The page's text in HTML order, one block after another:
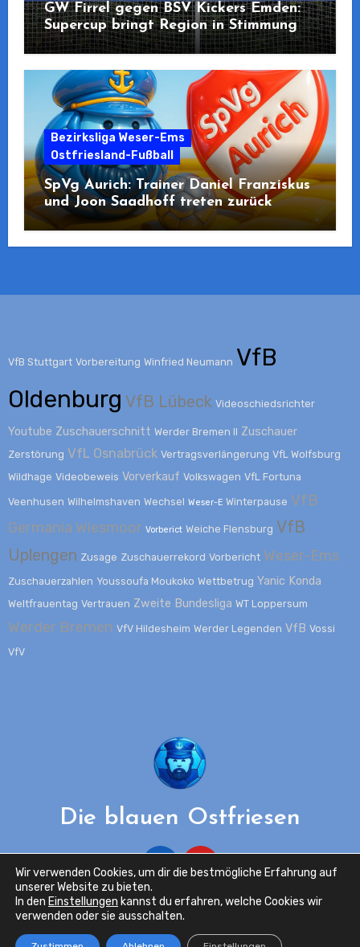
GW Firrel gegen BSV Kickers Emden:
Supercup bringt Region in Stimmung
Bezirksliga Weser-Ems
Ostfriesland-Fußball
SpVg Aurich: Trainer Daniel Franziskus
und Joon Saadhoff treten zurück
VfB Stuttgart Vorbereitung Winfried Neumann VfB
Oldenburg VfB Lübeck Videoschiedsrichter
Youtube Zuschauerschnitt Werder Bremen II Zuschauer
Zerstörung VfL Osnabrück Vertragsverlängerung VfL Wolfsburg
Wildhage Videobeweis Vorverkauf Volkswagen VfL Fortuna
Veenhusen Wilhelmshaven Wechsel Weser-E Winterpause VfB
Germania Wiesmoor Vorberict Weiche Flensburg VfB
Uplengen Zusage Zuschauerrekord Vorbericht Weser-Ems
Zuschauerzahlen Youssoufa Moukoko Wettbetrug Yanic Konda
Weltfrauentag Vertrauen Zweite Bundesliga WT Loppersum
Werder Bremen VfV Hildesheim Werder Legenden VfB Vossi
VfV
Die blauen Ostfriesen
Wir verwenden Cookies, um dir die bestmögliche Erfahrung auf
unserer Website zu bieten.
In den Einstellungen kannst du erfahren, welche Cookies wir
verwenden oder sie ausschalten.